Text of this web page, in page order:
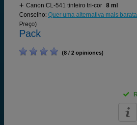
Canon CL-541 tinteiro tri-cor 8 ml
Conselho: Quer uma alternativa mais
Preço)
Pack
(8 / 2 opiniones)